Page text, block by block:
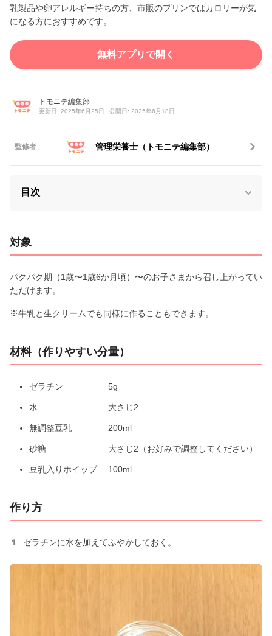
乳製品や卵アレルギー持ちの方、市販のプリンではカロリーが気
になる方におすすめです。
無料アプリで開く
トモニテ編集部
更新日: 2025年6月25日 公開日: 2025年6月18日
監修者 管理栄養士（トモニテ編集部）
目次
対象
パクパク期（1歳〜1歳6か月頃）〜のお子さまから召し上がってい
ただけます。
※牛乳と生クリームでも同様に作ることもできます。
材料（作りやすい分量）
ゼラチン 5g
水 大さじ2
無調整豆乳 200ml
砂糖 大さじ2（お好みで調整してください）
豆乳入りホイップ 100ml
作り方
１. ゼラチンに水を加えてふやかしておく。